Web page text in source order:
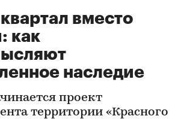
вместо
как
наследие
проект
территории «Красного